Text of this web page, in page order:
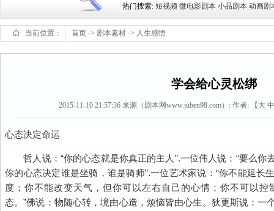
热门搜索: 短视频 微电影剧本 小品剧本 动画剧
当前位置： 首页 -> 剧本素材 -> 人生感悟
学会给心灵松绑
2015-11-10 21:57:36 来源（剧本网www.juben98.com）: 作者: 【 大
心态决定命运
哲人说：“你的心态就是你真正的主人”.一位伟人说：“要么你
你的心态决定谁是坐骑，谁是骑师”.一位艺术家说：“你不能延长
度；你不能改变天气，但你可以左右自己的心情；你不可以控
态。”佛说：物随心转，境由心造，烦恼皆由心生。狄更斯说：一